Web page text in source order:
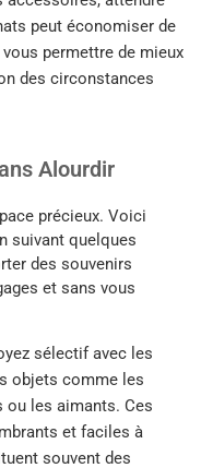
peut économiser de
vous permettre de mieux
des circonstances
Alourdir
précieux. Voici
suivant quelques
des souvenirs
et sans vous
sélectif avec les
objets comme les
les aimants. Ces
et faciles à
souvent des